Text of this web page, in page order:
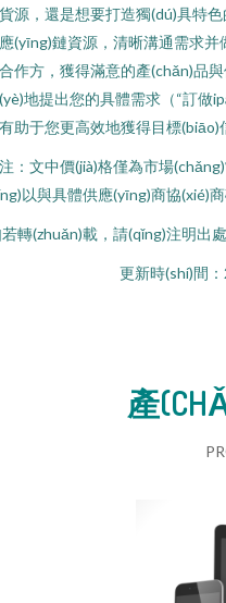
源，還是想要打造獨(dú)具特
(yīng)鏈資源，清晰溝通需求
作方，獲得滿意的產(chǎn)品
地提出您的具體需求（“訂做
助于您更高效地獲得目標(biāo)
：文中價(jià)格僅為市場
以與具體供應(yīng)商協(xié)商
轉(zhuǎn)載，請(qǐng)注明出
更新時(shí)間
產